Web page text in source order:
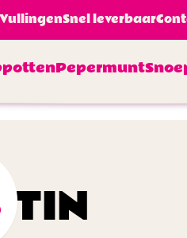
VullingenSnel leverbaar
Pepermunt